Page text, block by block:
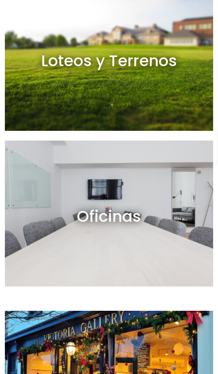
Loteos y Terrenos
Loteos y terrenos en venta
Ver todos
Oficinas
Oficinas en venta y alquiler
Locales en venta y alquiler